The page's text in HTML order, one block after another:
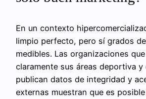
En un contexto
limpio perfecto, pero sí grados
medibles. Las organizaciones
claramente sus áreas deportiva y
publican datos de integridad y
externas muestran que es